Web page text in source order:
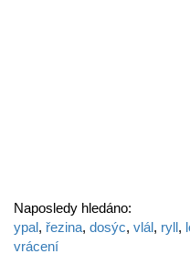
Naposledy hledáno:
ypal, řezina, dosýc, vlál, ryll,
vrácení